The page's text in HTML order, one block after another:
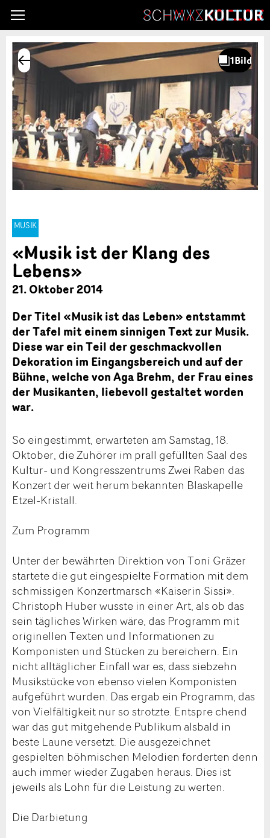
MUSIK
«Musik ist der Klang des
Lebens»
21. Oktober 2014
Der Titel «Musik ist das Leben» entstammt
der Tafel mit einem sinnigen Text zur Musik.
Diese war ein Teil der geschmackvollen
Dekoration im Eingangsbereich und auf der
Bühne, welche von Aga Brehm, der Frau eines
der Musikanten, liebevoll gestaltet worden
war.
So eingestimmt, erwarteten am Samstag, 18.
Oktober, die Zuhörer im prall gefüllten Saal des
Kultur- und Kongresszentrums Zwei Raben das
Konzert der weit herum bekannten Blaskapelle
Etzel-Kristall.
Zum Programm
Unter der bewährten Direktion von Toni Gräzer
startete die gut eingespielte Formation mit dem
schmissigen Konzertmarsch «Kaiserin Sissi».
Christoph Huber wusste in einer Art, als ob das
sein tägliches Wirken wäre, das Programm mit
originellen Texten und Informationen zu
Komponisten und Stücken zu bereichern. Ein
nicht alltäglicher Einfall war es, dass siebzehn
Musikstücke von ebenso vielen Komponisten
aufgeführt wurden. Das ergab ein Programm, das
von Vielfältigkeit nur so strotzte. Entspre chend
war das gut mitgehende Publikum alsbald in
beste Laune versetzt. Die ausgezeichnet
gespielten böhmischen Melodien forderten denn
auch immer wieder Zugaben heraus. Dies ist
jeweils als Lohn für die Leistung zu werten.
Die Darbietung